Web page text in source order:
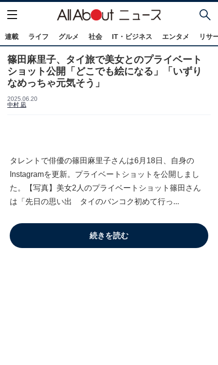
連載 ライフ グルメ 社会 IT・ビジネス エンタメ リサ
篠田麻里子、タイ旅で美女とのプライベート
ショット公開「どこでも絵になる」「いずり
なめっちゃ元気そう」
2025.06.20
中村 凪
タレントで俳優の篠田麻里子さんは6月18日、自身の
Instagramを更新。プライベートショットを公開しまし
た。【写真】美女2人のプライベートショット篠田さん
は「先日の思い出 タイのバンコク初めて行っ...
続きを読む